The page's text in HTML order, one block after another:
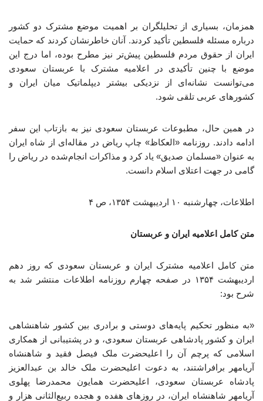
همزمان، بسیاری از تحلیلگران بر اهمیت موضع مشترک دو کشور
درباره مسئله فلسطین تأکید کردند. آنان خاطرنشان کردند که حمایت
ایران از حقوق مردم فلسطین پیش‌تر نیز مطرح بوده، اما درج این
موضع با چنین تأکیدی در اعلامیه مشترک با عربستان سعودی
می‌توانست نشانه‌ای از نزدیکی بیشتر دیپلماتیک میان ایران و
کشورهای عربی تلقی شود.
در همین حال، مطبوعات عربستان سعودی نیز به بازتاب این سفر
ادامه دادند. روزنامه «العکاظ» چاپ ریاض در مقاله‌ای از شاه ایران
به عنوان «مسلمان صدیق» یاد کرد و مذاکرات انجام‌شده در ریاض را
گامی در جهت اعتلای اسلام دانست.
اطلاعات، چهارشنبه ۱۰ اردیبهشت ۱۳۵۴، ص ۴
متن کامل اعلامیه ایران و عربستان
متن کامل اعلامیه مشترک ایران و عربستان سعودی که روز دهم
اردیبهشت ۱۳۵۴ در صفحه چهارم روزنامه اطلاعات منتشر شد به
شرح بود:
«به منظور تحکیم پایه‌های دوستی و برادری بین کشور شاهنشاهی
ایران و کشور پادشاهی عربستان سعودی، و در پشتیبانی از همکاری
اسلامی که پرچم آن را اعلیحضرت ملک فیصل فقید و شاهنشاه
آریامهر برافراشتند، به دعوت اعلیحضرت ملک خالد بن عبدالعزیز
پادشاه عربستان سعودی، اعلیحضرت همایون محمدرضا پهلوی
آریامهر شاهنشاه ایران، در روزهای هفده و هجده ربیع‌الثانی هزار و